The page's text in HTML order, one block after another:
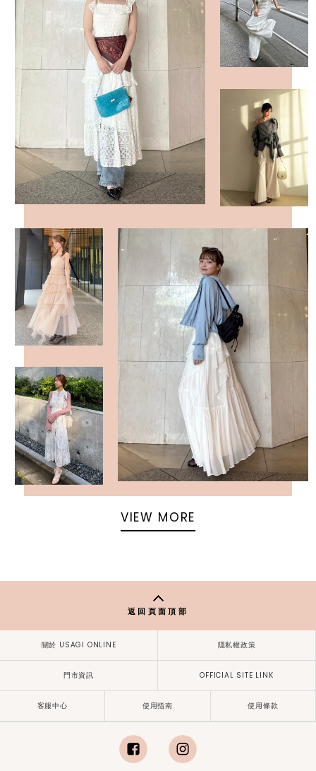
VIEW MORE
返回頁面頂部
關於 USAGI ONLINE 隱私權政策
門市資訊 OFFICIAL SITE LINK
客服中心 使用指南 使用條款